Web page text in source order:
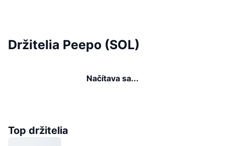
Držitelia Peepo (SOL)
Načítava sa...
Top držitelia